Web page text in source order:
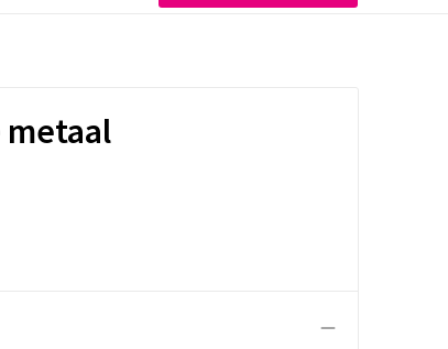
metaal